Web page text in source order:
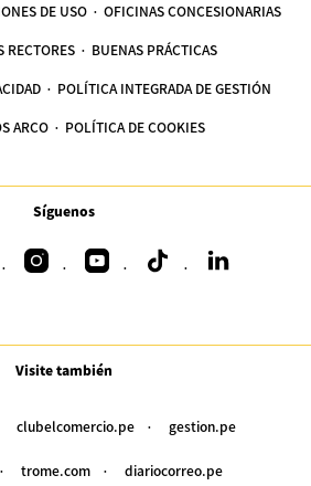
DE USO OFICINAS CONCESIONARIAS
RECTORES BUENAS PRÁCTICAS
POLÍTICA INTEGRADA DE GESTIÓN
ARCO POLÍTICA DE COOKIES
Síguenos
Visite también
clubelcomercio.pe gestion.pe
trome.com diariocorreo.pe